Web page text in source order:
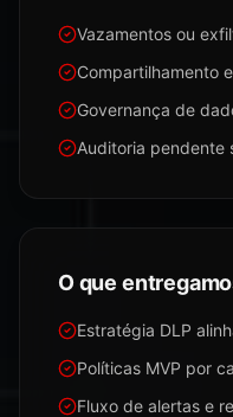
Vazamentos ou
Compartilhamento
Governança de
Auditoria pendente
O que
Estratégia DLP
Políticas MVP por
Fluxo de alertas e